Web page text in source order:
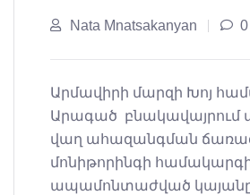
Nata Mnatsakanyan
Արմավիրի մարզի Խոյ
Արագած բնակավայրում
վաղ ահազանգման
մոնիթորինգի
ապամոնտաժված